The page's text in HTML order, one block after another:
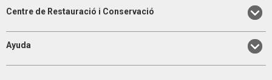
Centre de Restauració i Conservació
Ayuda